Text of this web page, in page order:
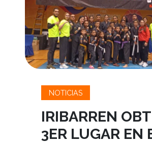
NOTICIAS
IRIBARREN
3ER LUGAR EN